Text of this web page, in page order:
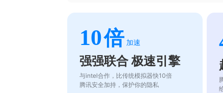
10倍 加速
强强联合 极速引擎
与intel合作，比传统模拟器快10倍
腾讯安全加持，保护你的隐私